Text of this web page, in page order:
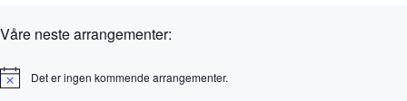
Våre neste arrangementer:
M
Det er ingen kommende arrangementer.